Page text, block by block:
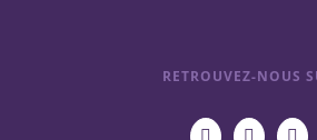
RETROUVEZ-NOUS